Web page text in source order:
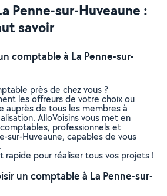
Penne-sur-Huveaune :
savoir
comptable à La Penne-sur-
près de chez vous ?
les offreurs de votre choix ou
auprès de tous les membres à
AlloVoisins vous met en
professionnels et
sur-Huveaune, capables de vous
rapide pour réaliser tous vos projets !
un comptable à La Penne-sur-